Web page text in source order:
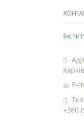
E-
+380